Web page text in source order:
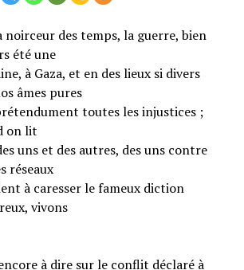
noirceur des temps, la guerre, bien
été une
à Gaza, et en des lieux si divers
âmes pures
toutes les injustices ;
on lit
uns et des autres, des uns contre
réseaux
à caresser le fameux diction
vivons
à dire sur le conflit déclaré à